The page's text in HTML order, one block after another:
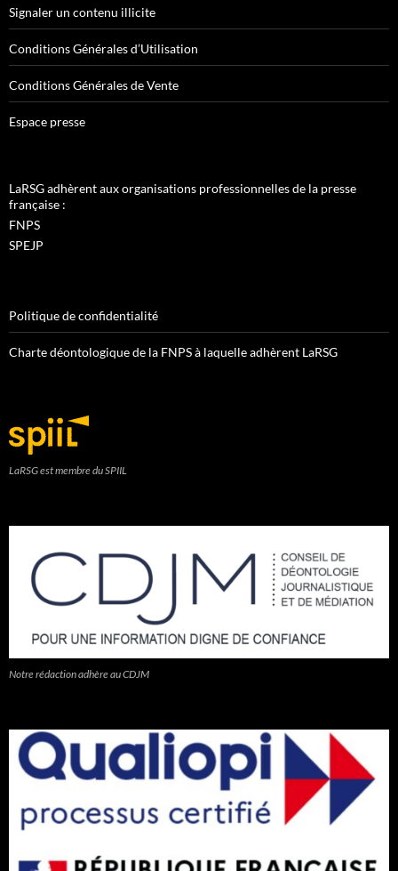
Signaler un contenu illicite
Conditions Générales d’Utilisation
Conditions Générales de Vente
Espace presse
LaRSG adhèrent aux organisations professionnelles de la presse
française :
FNPS
SPEJP
Politique de confidentialité
Charte déontologique de la FNPS à laquelle adhèrent LaRSG
LaRSG est membre du SPIIL
Notre rédaction adhère au CDJM